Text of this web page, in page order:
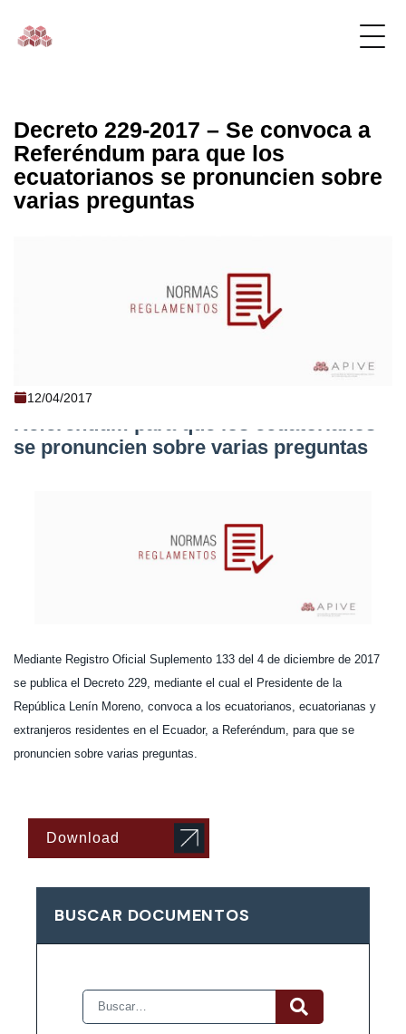
Decreto 229-2017 – Se convoca a
Referéndum para que los
ecuatorianos se pronuncien sobre
varias preguntas
12/04/2017
Decreto 229-2017 - Se convoca a
Referéndum para que los ecuatorianos
se pronuncien sobre varias preguntas
Mediante Registro Oficial Suplemento 133 del 4 de diciembre de 2017
se publica el Decreto 229, mediante el cual el Presidente de la
República Lenín Moreno, convoca a los ecuatorianos, ecuatorianas y
extranjeros residentes en el Ecuador, a Referéndum, para que se
pronuncien sobre varias preguntas.
Download
BUSCAR DOCUMENTOS